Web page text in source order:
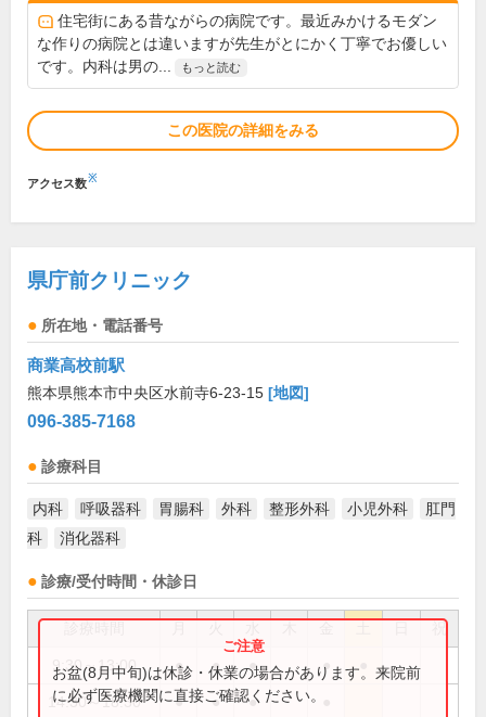
住宅街にある昔ながらの病院です。最近みかけるモダン
な作りの病院とは違いますが先生がとにかく丁寧でお優しい
です。内科は男の...
もっと読む
この医院の詳細をみる
アクセス数※
県庁前クリニック
所在地・電話番号
商業高校前駅
熊本県熊本市中央区水前寺6-23-15 [地図]
096-385-7168
診療科目
内科 呼吸器科 胃腸科 外科 整形外科 小児外科
肛門
科
消化器科
診療/受付時間・休診日
祝
9:30～13:00 ● ● ● ●
14:30～18:30 ● ● ●
お盆(8月中旬)は休診・休業の場合があります。来院前
に必ず医療機関に直接ご確認ください。